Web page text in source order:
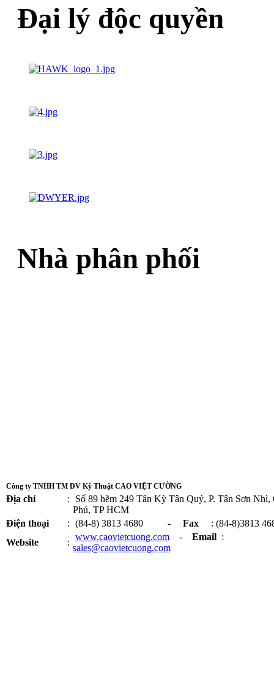
Đại lý độc quyền
Nhà phân phối
Công ty TNHH TM DV Kỹ Thuật CAO VIỆT CƯỜNG
Địa chỉ :
Số 89 hẽm 249 Tân Kỳ Tân Quý, P. Tân Sơn Nhì,
Phú, TP HCM
Điện thoại
: (84-8) 3813 4680 - Fax
: (84-8)3813
Website
:
www.caovietcuong.com - Email :
sales@caovietcuong.com